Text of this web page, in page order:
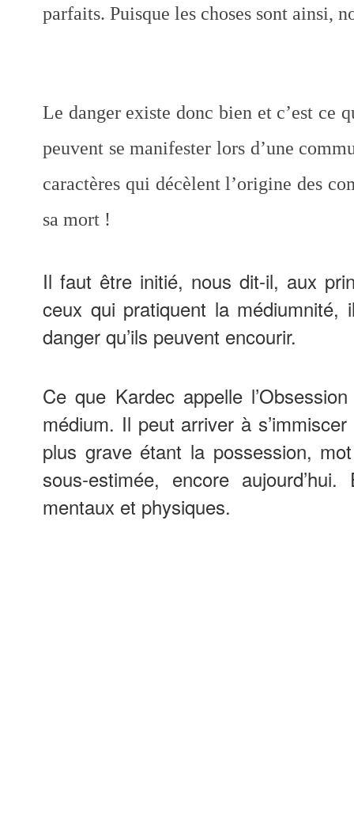
parfaits. Puisque les choses sont ainsi,
Le danger existe donc bien et c’est ce
peuvent se manifester lors d’une
caractères qui décèlent l’origine des
sa mort !
Il faut être initié, nous dit-il, aux
ceux qui pratiquent la
danger qu’ils peuvent encourir.
Ce que Kardec appelle
médium. Il peut arriver à
plus grave étant la possession,
sous-estimée, encore
mentaux et physiques.